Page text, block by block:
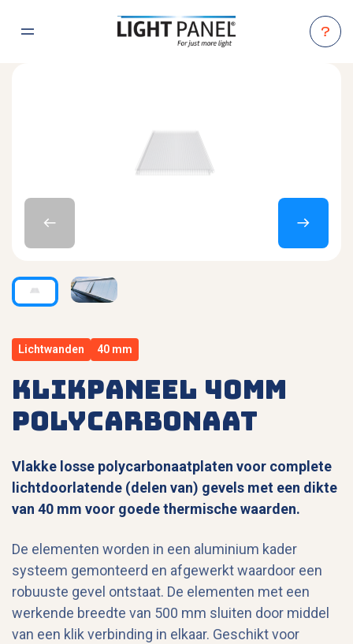
Naar hoofdinhoud
Menu
Vorige Volgende
Lichtwanden 40 mm
Klikpaneel 40mm
polycarbonaat
Vlakke losse polycarbonaatplaten voor complete
lichtdoorlatende (delen van) gevels met een dikte
van 40 mm voor goede thermische waarden.
De elementen worden in een aluminium kader
systeem gemonteerd en afgewerkt waardoor een
robuuste gevel ontstaat. De elementen met een
werkende breedte van 500 mm sluiten door middel
van een klik verbinding in elkaar. Geschikt voor